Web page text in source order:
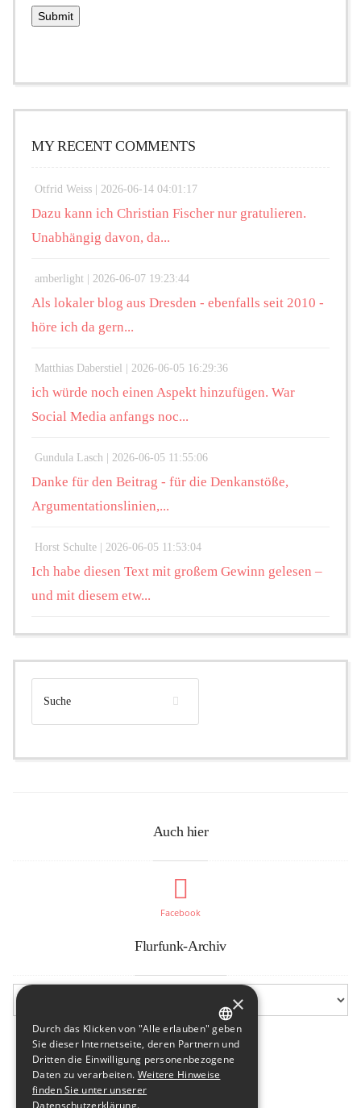
MY RECENT COMMENTS
Otfrid Weiss | 2026-06-14 04:01:17
Dazu kann ich Christian Fischer nur gratulieren.
Unabhängig davon, da...
amberlight | 2026-06-07 19:23:44
Als lokaler blog aus Dresden - ebenfalls seit 2010 -
höre ich da gern...
Matthias Daberstiel | 2026-06-05 16:29:36
ich würde noch einen Aspekt hinzufügen. War
Social Media anfangs noc...
Gundula Lasch | 2026-06-05 11:55:06
Danke für den Beitrag - für die Denkanstöße,
Argumentationslinien,...
Horst Schulte | 2026-06-05 11:53:04
Ich habe diesen Text mit großem Gewinn gelesen –
und mit diesem etw...
Auch hier
Facebook
Flurfunk-Archiv
GERMAN
ENGLISH
×
Durch das Klicken von "Alle erlauben" geben
Sie dieser Internetseite, deren Partnern und
Dritten die Einwilligung personenbezogene
Daten zu verarbeiten. Weitere Hinweise
finden Sie unter unserer
Datenschutzerklärung.